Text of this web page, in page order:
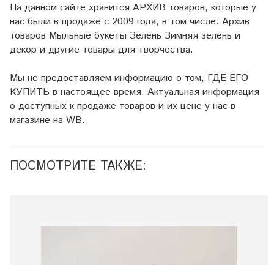
На данном сайте хранится АРХИВ товаров, которые у
нас были в продаже с 2009 года, в том числе: Архив
товаров Мыльные букеты Зелень Зимняя зелень и
декор и другие товары для творчества.
Мы не предоставляем информацию о том, ГДЕ ЕГО
КУПИТЬ в настоящее время. Актуальная информация
о доступных к продаже товаров и их цене у нас в
магазине на WB.
ПОСМОТРИТЕ ТАКЖЕ: